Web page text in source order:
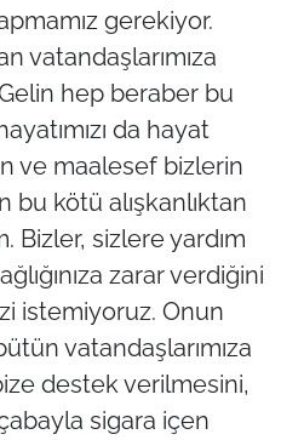
gerekiyor.
vatandaşlarımıza
hep beraber bu
da hayat
ve maalesef bizlerin
bu kötü alışkanlıktan
Bizler, sizlere yardım
zarar verdiğini
istemiyoruz. Onun
vatandaşlarımıza
destek verilmesini,
sigara içen